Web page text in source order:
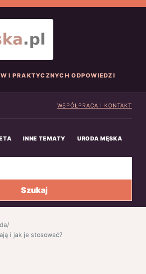
I PRAKTYCZNYCH ODPOWIEDZI
WSPÓŁPRACA I KONTAKT
INNE TEMATY URODA MĘSKA
Szukaj
/
i jak je stosować?